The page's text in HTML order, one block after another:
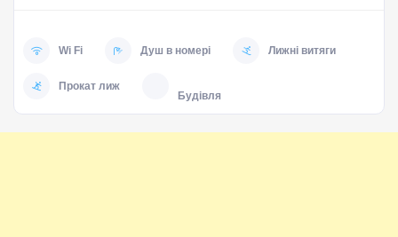
Wi Fi Душ в номері Лижні витяги
Прокат лиж
Будівля